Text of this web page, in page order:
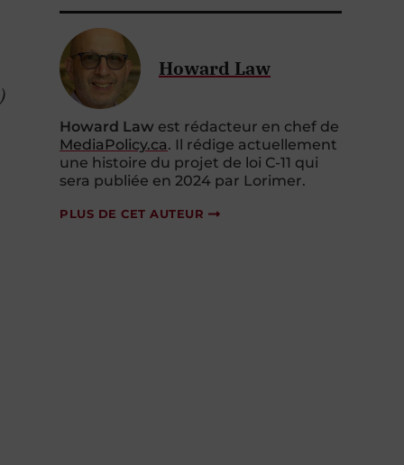
)
Howard Law
Howard Law est rédacteur en chef de
MediaPolicy.ca. Il rédige actuellement
une histoire du projet de loi C-11 qui
sera publiée en 2024 par Lorimer.
PLUS DE CET AUTEUR